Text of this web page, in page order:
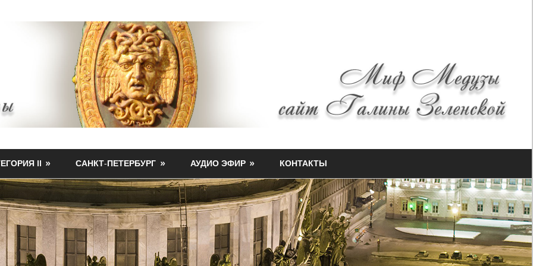
II САНКТ-ПЕТЕРБУРГ АУДИО ЭФИР КОНТАКТЫ